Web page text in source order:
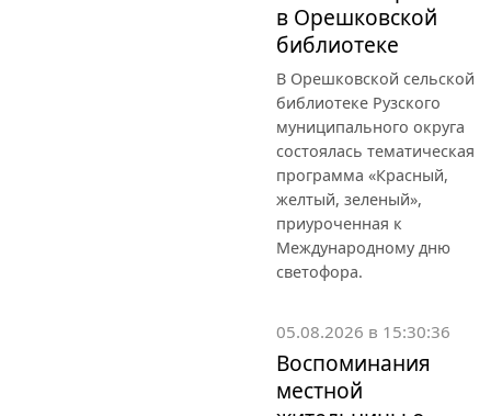
в Орешковской
библиотеке
В Орешковской сельской
библиотеке Рузского
муниципального округа
состоялась тематическая
программа «Красный,
желтый, зеленый»,
приуроченная к
Международному дню
светофора.
05.08.2026 в 15:30:36
Воспоминания
местной